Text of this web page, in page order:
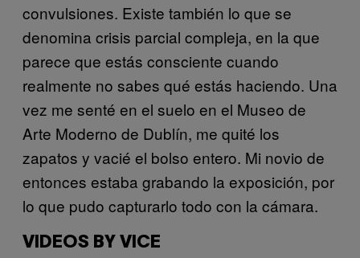
convulsiones. Existe también lo que se
denomina crisis parcial compleja, en la que
parece que estás consciente cuando
realmente no sabes qué estás haciendo. Una
vez me senté en el suelo en el Museo de
Arte Moderno de Dublín, me quité los
zapatos y vacié el bolso entero. Mi novio de
entonces estaba grabando la exposición, por
lo que pudo capturarlo todo con la cámara.
VIDEOS BY VICE